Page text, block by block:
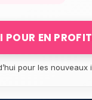
POUR EN
pour les nouveaux